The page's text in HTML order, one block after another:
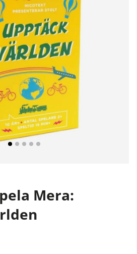
Mera: